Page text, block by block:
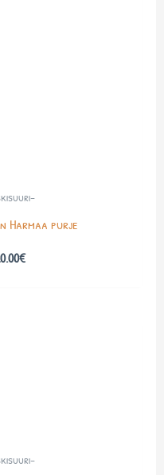
Harmaa purje
€